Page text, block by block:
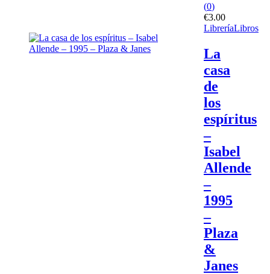
(0)
€3.00
LibreríaLibros
La
casa
de
los
espíritus
–
Isabel
Allende
–
1995
–
Plaza
&
Janes